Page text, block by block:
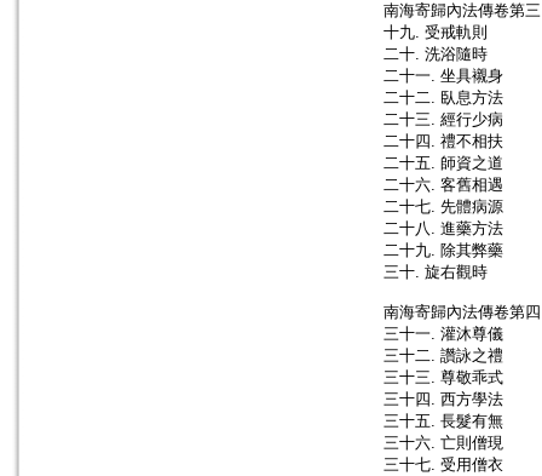
南海寄歸內法傳卷第三
十九. 受戒軌則
二十. 洗浴隨時
二十一. 坐具襯身
二十二. 臥息方法
二十三. 經行少病
二十四. 禮不相扶
二十五. 師資之道
二十六. 客舊相遇
二十七. 先體病源
二十八. 進藥方法
二十九. 除其弊藥
三十. 旋右觀時
南海寄歸內法傳卷第四
三十一. 灌沐尊儀
三十二. 讚詠之禮
三十三. 尊敬乖式
三十四. 西方學法
三十五. 長髮有無
三十六. 亡則僧現
三十七. 受用僧衣